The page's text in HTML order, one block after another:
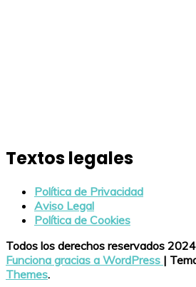
Textos legales
Política de Privacidad
Aviso Legal
Política de Cookies
Todos los derechos reservados
Funciona gracias a WordPress |
Themes.